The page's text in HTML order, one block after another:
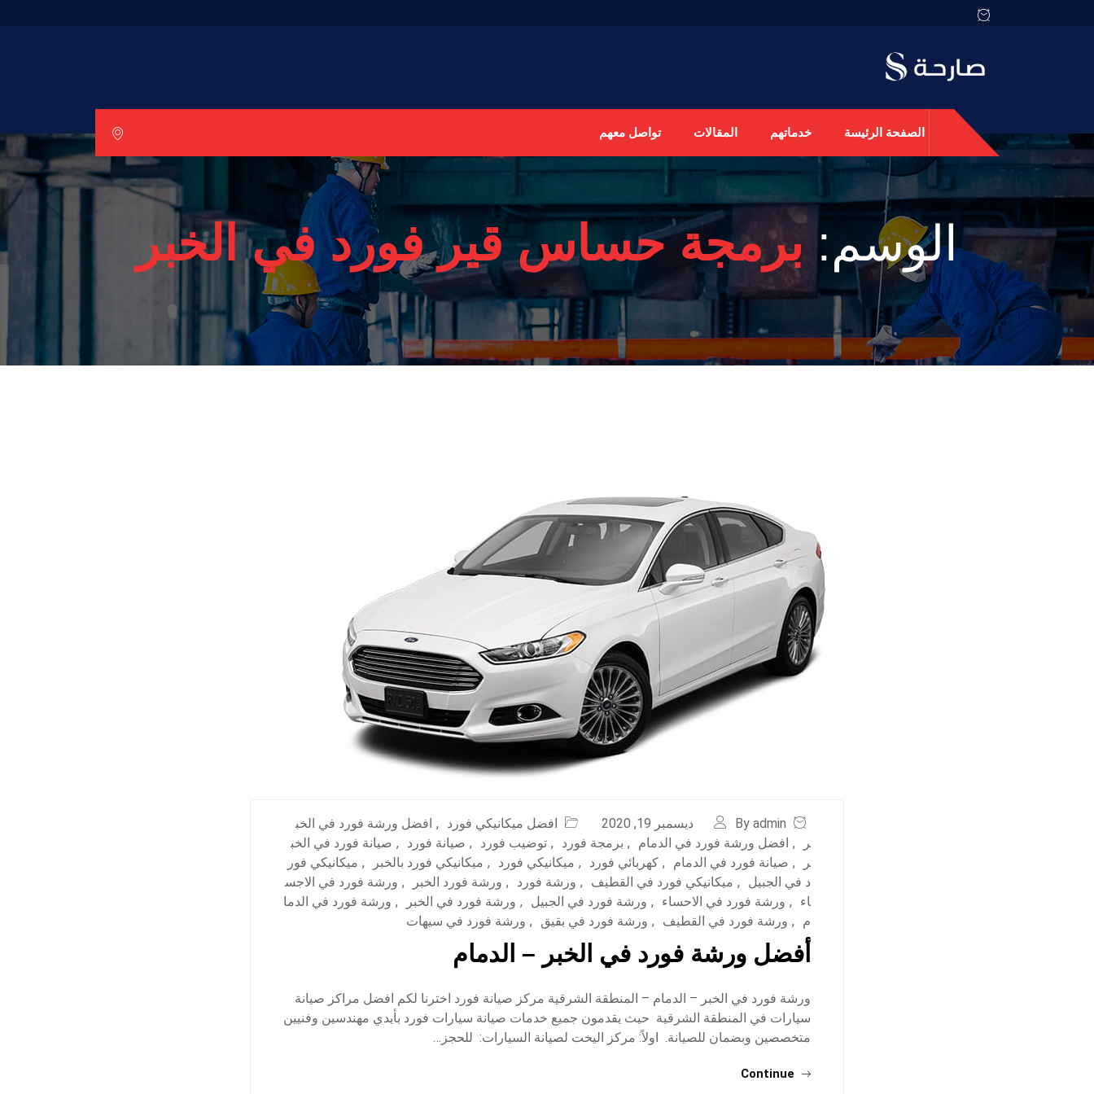
الصفحة الرئيسة خدماتهم المقالات تواصل معهم
الوسم: برمجة حساس قير فورد في الخبر
By admin ديسمبر 19, 2020 افضل ميكانيكي فورد , افضل ورشة فورد في الخب
ر
, افضل ورشة فورد في الدمام , برمجة فورد , توضيب فورد , صيانة فورد , صيانة فورد في الخب
ر
, صيانة فورد في الدمام , كهربائي فورد , ميكانيكي فورد , ميكانيكي فورد بالخبر , ميكانيكي فور
د في الجبيل
, ميكانيكي فورد في القطيف , ورشة فورد , ورشة فورد الخبر , ورشة فورد في الاجس
اء
, ورشة فورد في الاحساء , ورشة فورد في الجبيل , ورشة فورد في الخبر , ورشة فورد في الدما
م
, ورشة فورد في القطيف , ورشة فورد في بقيق , ورشة فورد في سيهات
أفضل ورشة فورد في الخبر – الدمام
ورشة فورد في الخبر – الدمام – المنطقة الشرقية مركز صيانة فورد اخترنا لكم افضل مراكز صيانة
سيارات في المنطقة الشرقية حيث يقدمون جميع خدمات صيانة سيارات فورد بأيدي مهندسين وفنيين
متخصصين وبضمان للصيانة. اولاً: مركز اليخت لصيانة السيارات: للحجز…
Continue